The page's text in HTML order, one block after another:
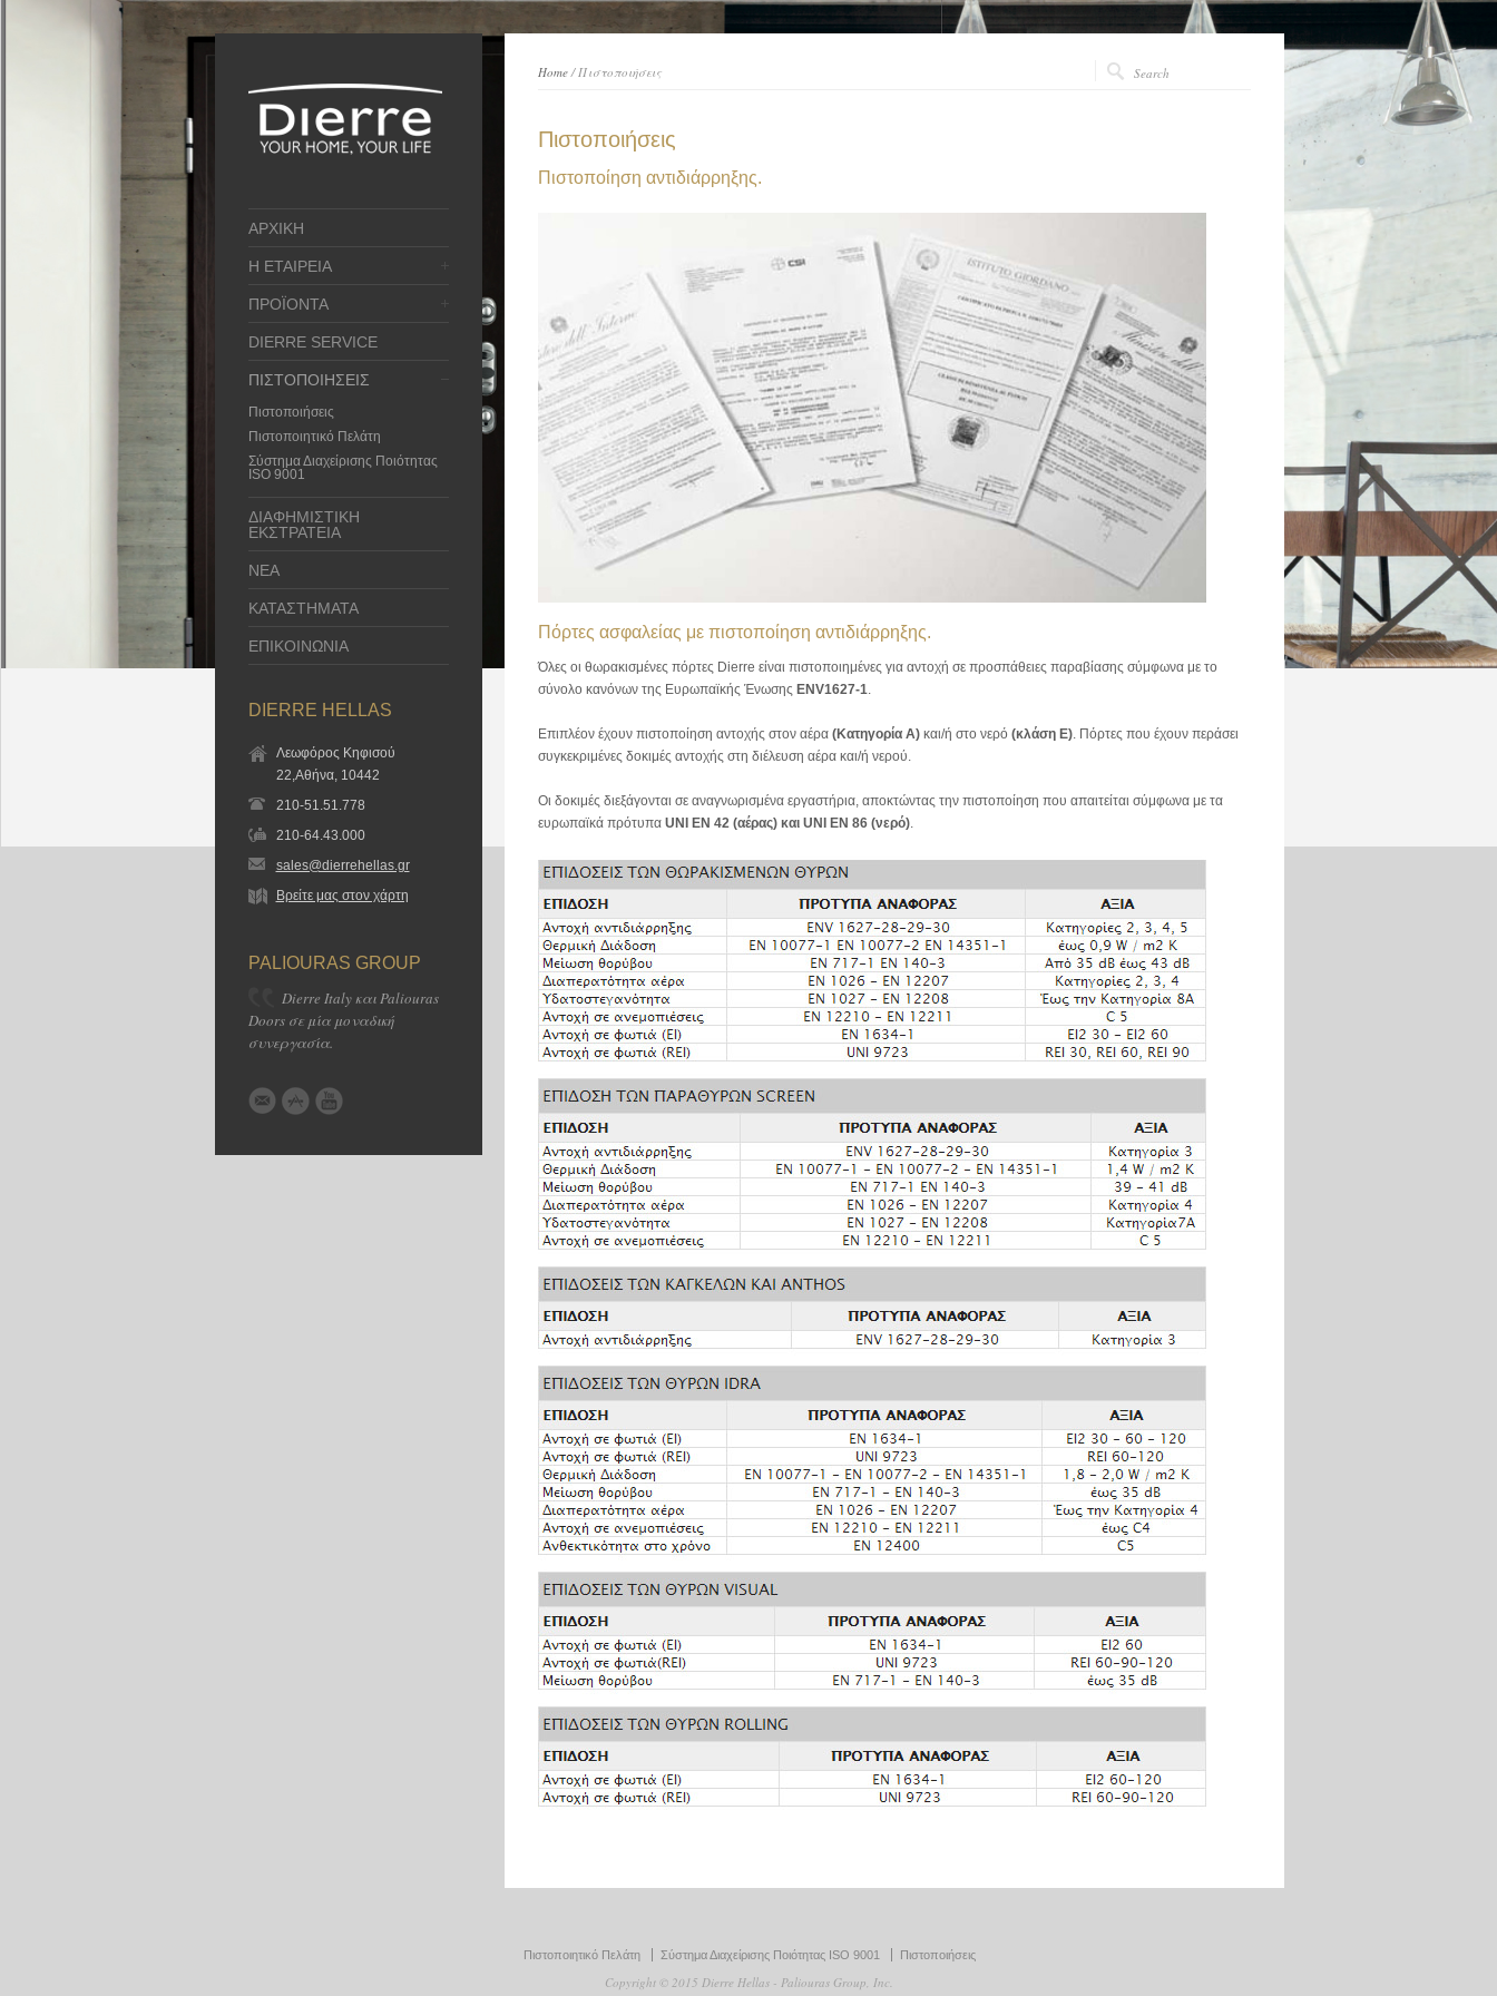
ΑΡΧΙΚΗ
Η ΕΤΑΙΡΕΙΑ
ΠΡΟΪΟΝΤΑ
DIERRE SERVICE
ΠΙΣΤΟΠΟΙΗΣΕΙΣ
Πιστοποιήσεις
Πιστοποιητικό Πελάτη
Σύστημα Διαχείρισης Ποιότητας
ISO 9001
ΔΙΑΦΗΜΙΣΤΙΚΗ
ΕΚΣΤΡΑΤΕΙΑ
ΝΕΑ
ΚΑΤΑΣΤΗΜΑΤΑ
ΕΠΙΚΟΙΝΩΝΙΑ
DIERRE HELLAS
Λεωφόρος Κηφισού
22,Αθήνα, 10442
210-51.51.778
210-64.43.000
sales@dierrehellas.gr
Βρείτε μας στον χάρτη
PALIOURAS GROUP
Dierre Italy και Paliouras
Doors σε μία μοναδική
συνεργασία.
Home/ Πιστοποιήσεις
Πιστοποιήσεις
Πιστοποίηση αντιδιάρρηξης.
Πόρτες ασφαλείας με πιστοποίηση αντιδιάρρηξης.
Όλες οι θωρακισμένες πόρτες Dierre είναι πιστοποιημένες για αντοχή σε προσπάθειες παραβίασης σύμφωνα με το
σύνολο κανόνων της Ευρωπαϊκής Ένωσης ENV1627-1.
Επιπλέον έχουν πιστοποίηση αντοχής στον αέρα(Κατηγορία A) και/ή στο νερό (κλάση Ε). Πόρτες που έχουν περάσει
συγκεκριμένες δοκιμές αντοχής στη διέλευση αέρα και/ή νερού.
Οι δοκιμές διεξάγονται σε αναγνωρισμένα εργαστήρια, αποκτώντας την πιστοποίηση που απαιτείται σύμφωνα με τα
ευρωπαϊκά πρότυπα UNI EN 42 (αέρας) και UNI EN 86 (νερό).
Πιστοποιητικό Πελάτη Σύστημα Διαχείρισης Ποιότητας ISO 9001 Πιστοποιήσεις
Copyright © 2015 Dierre Hellas - Paliouras Group, Inc.